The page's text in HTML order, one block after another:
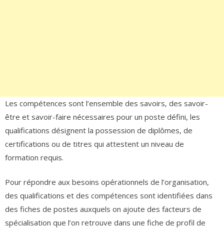
Les compétences sont l’ensemble des savoirs, des savoir-
être et savoir-faire nécessaires pour un poste défini, les
qualifications désignent la possession de diplômes, de
certifications ou de titres qui attestent un niveau de
formation requis.
Pour répondre aux besoins opérationnels de l’organisation,
des qualifications et des compétences sont identifiées dans
des fiches de postes auxquels on ajoute des facteurs de
spécialisation que l’on retrouve dans une fiche de profil de